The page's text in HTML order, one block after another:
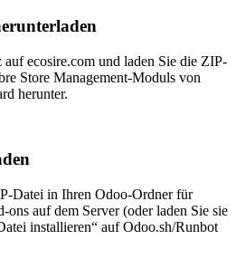
ecosire.com und laden Sie die ZIP-
Store Management-Moduls von
herunter.
Datei in Ihren Odoo-Ordner für
ons auf dem Server (oder laden Sie sie
installieren“ auf Odoo.sh/Runbot